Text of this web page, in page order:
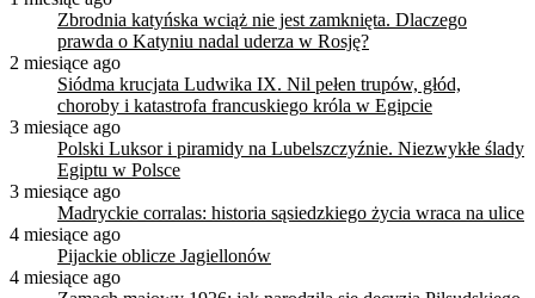
Zbrodnia katyńska wciąż nie jest zamknięta. Dlaczego
prawda o Katyniu nadal uderza w Rosję?
2 miesiące ago
Siódma krucjata Ludwika IX. Nil pełen trupów, głód,
choroby i katastrofa francuskiego króla w Egipcie
3 miesiące ago
Polski Luksor i piramidy na Lubelszczyźnie. Niezwykłe ślady
Egiptu w Polsce
3 miesiące ago
Madryckie corralas: historia sąsiedzkiego życia wraca na ulice
4 miesiące ago
Pijackie oblicze Jagiellonów
4 miesiące ago